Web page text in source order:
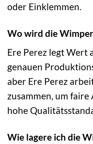
oder Einklemmen.
Wo wird die
Ere Perez legt Wert
genauen
aber Ere Perez
zusammen, um
hohe
Wie lagere ich die